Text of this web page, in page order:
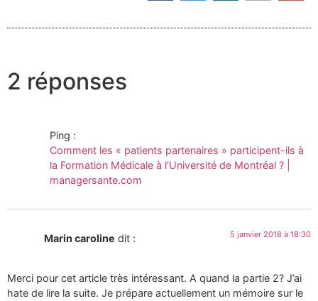
2 réponses
Ping :
Comment les « patients partenaires » participent-ils à
la Formation Médicale à l’Université de Montréal ? |
managersante.com
Marin caroline dit : 5 janvier 2018 à 18:30
Merci pour cet article très intéressant. A quand la partie 2? J’ai
hate de lire la suite. Je prépare actuellement un mémoire sur le